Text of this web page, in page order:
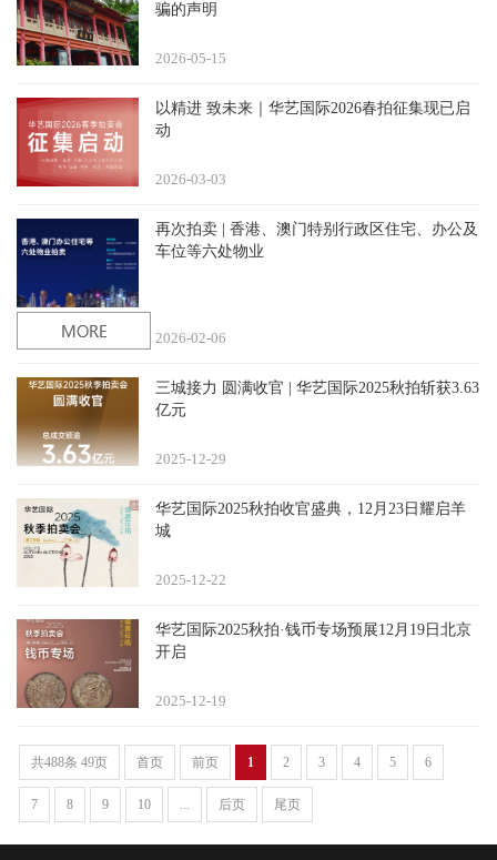
骗的声明
15
2026-05
以精进 致未来｜华艺国际2026春拍征集现已启
动
03
2026-03
再次拍卖 | 香港、澳门特别行政区住宅、办公及
车位等六处物业
06
2026-02
三城接力 圆满收官 | 华艺国际2025秋拍斩获3.63
亿元
29
2025-12
华艺国际2025秋拍收官盛典，12月23日耀启羊
城
22
2025-12
华艺国际2025秋拍·钱币专场预展12月19日北京
开启
19
2025-12
共488条 49页 首页 前页 1 2 3 4 5 6
7 8 9 10 ... 后页 尾页